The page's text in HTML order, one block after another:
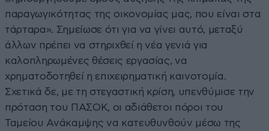
παραγωγικότητας της οικονομίας μας, που είναι στα
τάρταρα». Σημείωσε ότι για να γίνει αυτό, μεταξύ
άλλων πρέπει να στηριχθεί η νέα γενιά για
καλοπληρωμένες θέσεις εργασίας, να
χρηματοδοτηθεί η επιχειρηματική καινοτομία.
Σχετικά δε, με τη στεγαστική κρίση, υπενθύμισε την
πρόταση του ΠΑΣΟΚ, οι αδιάθετοι πόροι του
Ταμείου Ανάκαμψης να κατευθυνθούν μέσω της